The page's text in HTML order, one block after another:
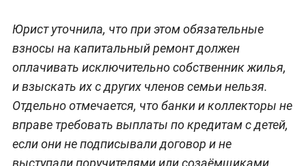
Юрист уточнила, что при этом обязательные
взносы на капитальный ремонт должен
оплачивать исключительно собственник жилья,
и взыскать их с других членов семьи нельзя.
Отдельно отмечается, что банки и коллекторы не
вправе требовать выплаты по кредитам с детей,
если они не подписывали договор и не
выступали поручителями или созаёмщиками.